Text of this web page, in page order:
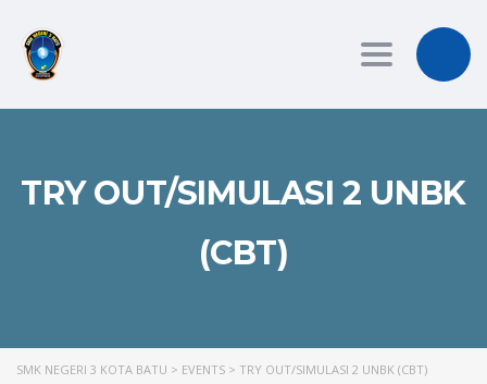
Toggle
TRY OUT/SIMULASI 2 UNBK
(CBT)
SMK NEGERI 3 KOTA BATU > EVENTS > TRY OUT/SIMULASI 2 UNBK (CBT)